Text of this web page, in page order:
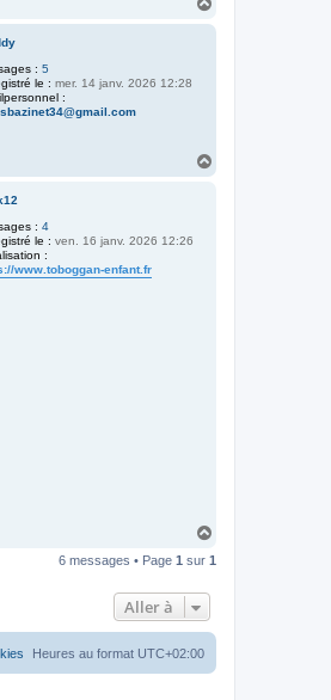
: 5
le : mer. 14 janv. 2026 12:28
:
: 4
le : ven. 16 janv. 2026 12:26
:
www.toboggan-enfant.fr
u
6 messages • Page 1 sur 1
Aller à
Heures au format UTC+02:00